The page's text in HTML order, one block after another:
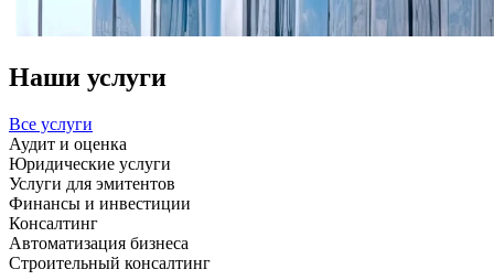
Наши услуги
Все услуги
Аудит и оценка
Юридические услуги
Услуги для эмитентов
Финансы и инвестиции
Консалтинг
Автоматизация бизнеса
Строительный консалтинг